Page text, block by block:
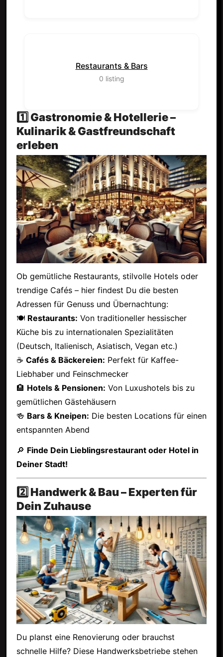
Restaurants & Bars
0 listing
1️⃣ Gastronomie & Hotellerie –
Kulinarik & Gastfreundschaft
erleben
Ob gemütliche Restaurants, stilvolle Hotels oder
trendige Cafés – hier findest Du die besten
Adressen für Genuss und Übernachtung:
🍽 Restaurants: Von traditioneller hessischer
Küche bis zu internationalen Spezialitäten
(Deutsch, Italienisch, Asiatisch, Vegan etc.)
☕ Cafés & Bäckereien: Perfekt für Kaffee-
Liebhaber und Feinschmecker
🏨 Hotels & Pensionen: Von Luxushotels bis zu
gemütlichen Gästehäusern
🍻 Bars & Kneipen: Die besten Locations für einen
entspannten Abend
🔎 Finde Dein Lieblingsrestaurant oder Hotel in
Deiner Stadt!
2️⃣ Handwerk & Bau – Experten für
Dein Zuhause
Du planst eine Renovierung oder brauchst
schnelle Hilfe? Diese Handwerksbetriebe stehen